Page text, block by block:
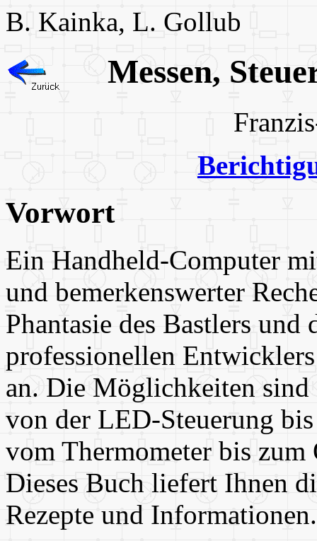
B. Kainka, L. Gollub
Messen,
Vorwort
Ein Handheld-Computer
und bemerkenswerter
Phantasie des Bastlers und
professionellen
an. Die Möglichkeiten sind
von der LED-Steuerung
vom Thermometer bis
Dieses Buch liefert Ihnen
Rezepte und Informationen.